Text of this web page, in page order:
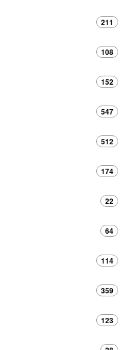
211
108
152
547
512
174
22
64
114
359
123